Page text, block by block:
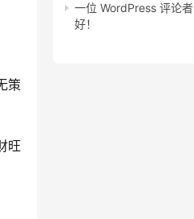
策
旺
一位 WordPress 评论者
好！